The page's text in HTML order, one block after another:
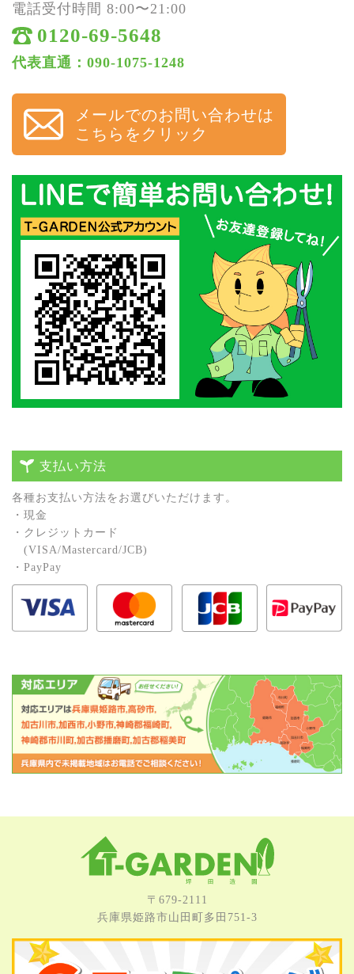
電話受付時間 8:00〜21:00
0120-69-5648
代表直通：090-1075-1248
メールでのお問い合わせは
こちらをクリック
支払い方法
各種お⽀払い⽅法をお選びいただけます。
・現⾦
・クレジットカード
(VISA/Mastercard/JCB)
・PayPay
〒679-2111
兵庫県姫路市⼭⽥町多⽥751-3